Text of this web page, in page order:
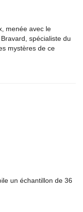
menée avec le
spécialiste du
mystères de ce
un échantillon de 36